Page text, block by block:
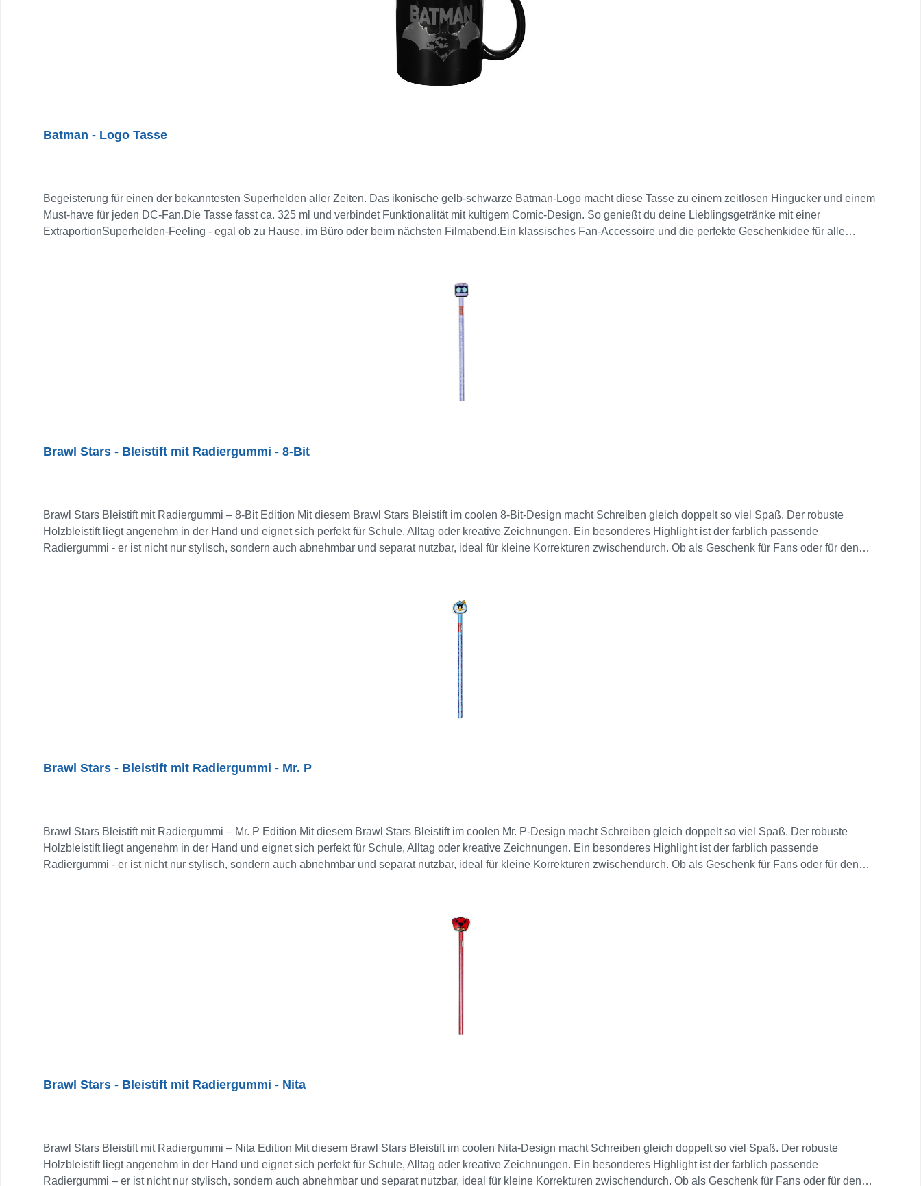
Batman - Logo Tasse
Begeisterung für einen der bekanntesten Superhelden aller Zeiten. Das ikonische gelb-schwarze Batman-Logo macht diese Tasse zu einem zeitlosen Hingucker und einem
Must-have für jeden DC-Fan.Die Tasse fasst ca. 325 ml und verbindet Funktionalität mit kultigem Comic-Design. So genießt du deine Lieblingsgetränke mit einer
ExtraportionSuperhelden-Feeling - egal ob zu Hause, im Büro oder beim nächsten Filmabend.Ein klassisches Fan-Accessoire und die perfekte Geschenkidee für alle
Brawl Stars - Bleistift mit Radiergummi - 8-Bit
Brawl Stars Bleistift mit Radiergummi – 8-Bit Edition Mit diesem Brawl Stars Bleistift im coolen 8-Bit-Design macht Schreiben gleich doppelt so viel Spaß. Der robuste
Holzbleistift liegt angenehm in der Hand und eignet sich perfekt für Schule, Alltag oder kreative Zeichnungen. Ein besonderes Highlight ist der farblich passende
Radiergummi - er ist nicht nur stylisch, sondern auch abnehmbar und separat nutzbar, ideal für kleine Korrekturen zwischendurch. Ob als Geschenk für Fans oder für den
Brawl Stars - Bleistift mit Radiergummi - Mr. P
Brawl Stars Bleistift mit Radiergummi – Mr. P Edition Mit diesem Brawl Stars Bleistift im coolen Mr. P-Design macht Schreiben gleich doppelt so viel Spaß. Der robuste
Holzbleistift liegt angenehm in der Hand und eignet sich perfekt für Schule, Alltag oder kreative Zeichnungen. Ein besonderes Highlight ist der farblich passende
Radiergummi - er ist nicht nur stylisch, sondern auch abnehmbar und separat nutzbar, ideal für kleine Korrekturen zwischendurch. Ob als Geschenk für Fans oder für den
Brawl Stars - Bleistift mit Radiergummi - Nita
Brawl Stars Bleistift mit Radiergummi – Nita Edition Mit diesem Brawl Stars Bleistift im coolen Nita-Design macht Schreiben gleich doppelt so viel Spaß. Der robuste
Holzbleistift liegt angenehm in der Hand und eignet sich perfekt für Schule, Alltag oder kreative Zeichnungen. Ein besonderes Highlight ist der farblich passende
Radiergummi – er ist nicht nur stylisch, sondern auch abnehmbar und separat nutzbar, ideal für kleine Korrekturen zwischendurch. Ob als Geschenk für Fans oder für den